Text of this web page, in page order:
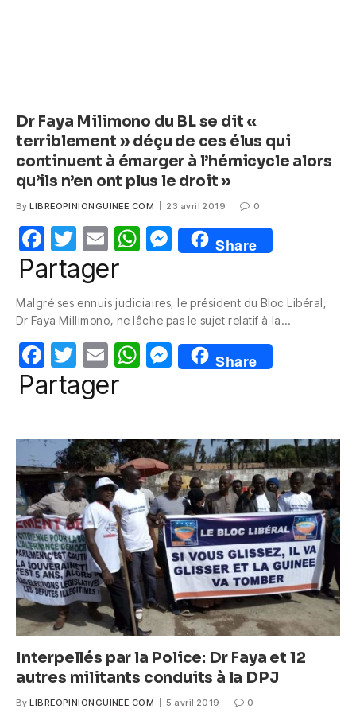
Dr Faya Milimono du BL se dit «
terriblement » déçu de ces élus qui
continuent à émarger à l’hémicycle alors
qu’ils n’en ont plus le droit »
By LIBREOPINIONGUINEE.COM 23 avril 2019 0
F
a
e
b
o
o
T
w
itt
er
E
m
W
s
A
p
M
e
e
n
g
Share
Partager
Malgré ses ennuis judiciaires, le président du Bloc Libéral,
Dr Faya Millimono, ne lâche pas le sujet relatif à la…
F
a
e
b
o
o
k
T
w
itt
er
E
m
W
s
A
p
p
M
e
e
n
g
er
Share
Partager
Interpellés par la Police: Dr Faya et 12
autres militants conduits à la DPJ
By LIBREOPINIONGUINEE.COM 5 avril 2019 0